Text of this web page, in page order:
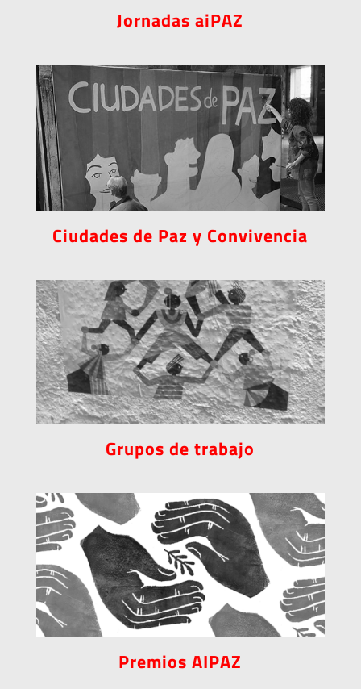
Jornadas aiPAZ
Ciudades de Paz y Convivencia
Grupos de trabajo
Premios AIPAZ